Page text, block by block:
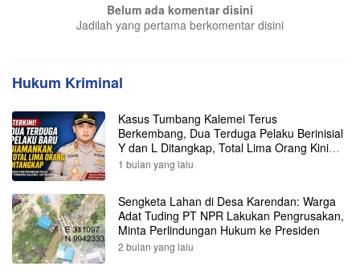
Belum ada komentar disini
Jadilah yang pertama berkomentar disini
Hukum Kriminal
Kasus Tumbang Kalemei Terus
Berkembang, Dua Terduga Pelaku Berinisial
Y dan L Ditangkap, Total Lima Orang Kini
Diamankan Polisi
1 bulan yang lalu
Sengketa Lahan di Desa Karendan: Warga
Adat Tuding PT NPR Lakukan Pengrusakan,
Minta Perlindungan Hukum ke Presiden
2 bulan yang lalu